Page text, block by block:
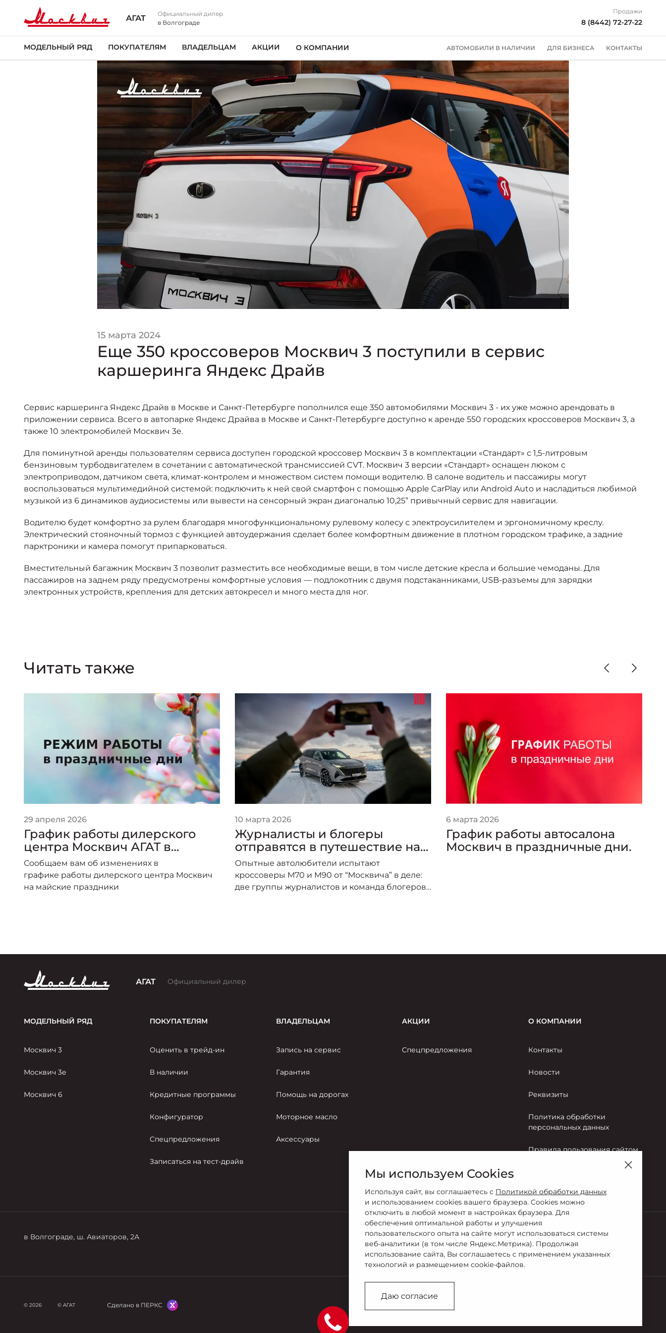
АГАТ
Официальный дилер
в Волгограде
Продажи
8 (8442) 72-27-22
МОДЕЛЬНЫЙ РЯД ПОКУПАТЕЛЯМ ВЛАДЕЛЬЦАМ АКЦИИ О КОМПАНИИ АВТОМОБИЛИ В НАЛИЧИИ ДЛЯ БИЗНЕСА КОНТАКТЫ
15 марта 2024
Еще 350 кроссоверов Москвич 3 поступили в сервис
каршеринга Яндекс Драйв
Сервис каршеринга Яндекс Драйв в Москве и Санкт-Петербурге пополнился еще 350 автомобилями Москвич 3 - их уже можно арендовать в
приложении сервиса. Всего в автопарке Яндекс Драйва в Москве и Санкт-Петербурге доступно к аренде 550 городских кроссоверов Москвич 3, а
также 10 электромобилей Москвич 3е.
Для поминутной аренды пользователям сервиса доступен городской кроссовер Москвич 3 в комплектации «Стандарт» с 1,5-литровым
бензиновым турбодвигателем в сочетании с автоматической трансмиссией CVT. Москвич 3 версии «Стандарт» оснащен люком с
электроприводом, датчиком света, климат-контролем и множеством систем помощи водителю. В салоне водитель и пассажиры могут
воспользоваться мультимедийной системой: подключить к ней свой смартфон с помощью Apple CarPlay или Android Auto и насладиться любимой
музыкой из 6 динамиков аудиосистемы или вывести на сенсорный экран диагональю 10,25” привычный сервис для навигации.
Водителю будет комфортно за рулем благодаря многофункциональному рулевому колесу с электроусилителем и эргономичному креслу.
Электрический стояночный тормоз с функцией автоудержания сделает более комфортным движение в плотном городском трафике, а задние
парктроники и камера помогут припарковаться.
Вместительный багажник Москвич 3 позволит разместить все необходимые вещи, в том числе детские кресла и большие чемоданы. Для
пассажиров на заднем ряду предусмотрены комфортные условия — подлокотник с двумя подстаканниками, USB-разъемы для зарядки
электронных устройств, крепления для детских автокресел и много места для ног.
Читать также
29 апреля 2026
График работы дилерского
центра Москвич АГАТ в
праздничные дни.
Сообщаем вам об изменениях в
графике работы дилерского центра Москвич
на майские праздники
10 марта 2026
Журналисты и блогеры
отправятся в путешествие на
новых "Москвичах"
Опытные автолюбители испытают
кроссоверы М70 и М90 от “Москвича” в деле:
две группы журналистов и команда блогеров
6 марта 2026
График работы автосалона
Москвич в праздничные дни.
АГАТ Официальный дилер
МОДЕЛЬНЫЙ РЯД
Москвич 3
Москвич 3е
Москвич 6
ПОКУПАТЕЛЯМ
Оценить в трейд-ин
В наличии
Кредитные программы
Конфигуратор
Спецпредложения
Записаться на тест-драйв
ВЛАДЕЛЬЦАМ
Запись на сервис
Гарантия
Помощь на дорогах
Моторное масло
Аксессуары
АКЦИИ
Спецпредложения
О КОМПАНИИ
Контакты
Новости
Реквизиты
Политика обработки
персональных данных
Правила пользования сайтом
в Волгограде, ш. Авиаторов, 2А Продажи
8 (8442) 72-27-22
© 2026 © АГАТ Сделано в ПЕРКС
Мы используем Cookies
Используя сайт, вы соглашаетесь с Политикой обработки данных
и использованием cookies вашего браузера. Cookies можно
отключить в любой момент в настройках браузера. Для
обеспечения оптимальной работы и улучшения
пользовательского опыта на сайте могут использоваться системы
веб-аналитики (в том числе Яндекс.Метрика). Продолжая
использование сайта, Вы соглашаетесь с применением указанных
технологий и размещением cookie-файлов.
Даю согласие